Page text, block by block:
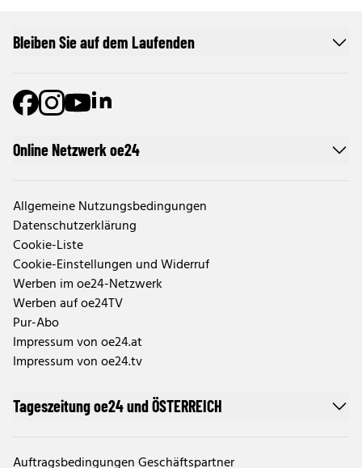
Online Netzwerk oe24
Allgemeine Nutzungsbedingungen
Datenschutzerklärung
Cookie-Liste
Cookie-Einstellungen und Widerruf
Werben im oe24-Netzwerk
Werben auf oe24TV
Pur-Abo
Impressum von oe24.at
Impressum von oe24.tv
Tageszeitung oe24 und ÖSTERREICH
Auftragsbedingungen Geschäftspartner
Bleiben Sie auf dem Laufenden